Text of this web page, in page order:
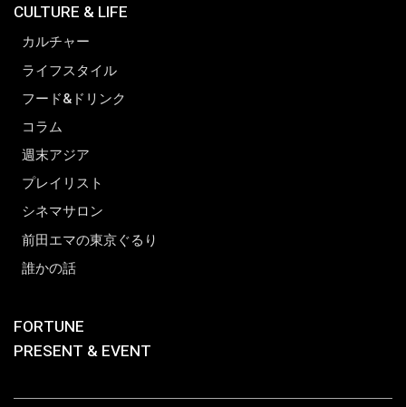
CULTURE & LIFE
カルチャー
ライフスタイル
フード&ドリンク
コラム
週末アジア
プレイリスト
シネマサロン
前田エマの東京ぐるり
誰かの話
FORTUNE
PRESENT & EVENT